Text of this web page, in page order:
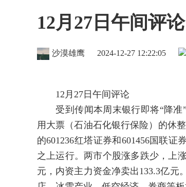
12月27日午间评论
沙漠雄鹰 2024-12-27 12:22:05
12月27日午间评论
受到传闻本周末银行即将“降准”
用大票（石油石化银行保险）的休
的601236红塔证券和601456国联
之上运行。两市个股涨多跌少，上
元，内资主力资金净卖出133.3亿元